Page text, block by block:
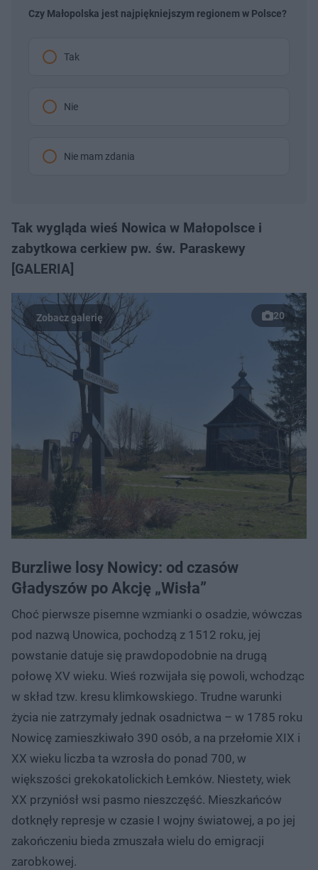
Czy Małopolska jest najpiękniejszym regionem w Polsce?
Tak
Nie
Nie mam zdania
Tak wygląda wieś Nowica w Małopolsce i
zabytkowa cerkiew pw. św. Paraskewy
[GALERIA]
20
Burzliwe losy Nowicy: od czasów
Gładyszów po Akcję „Wisła”
Choć pierwsze pisemne wzmianki o osadzie, wówczas
pod nazwą Unowica, pochodzą z 1512 roku, jej
powstanie datuje się prawdopodobnie na drugą
połowę XV wieku. Wieś rozwijała się powoli, wchodząc
w skład tzw. kresu klimkowskiego. Trudne warunki
życia nie zatrzymały jednak osadnictwa – w 1785 roku
Nowicę zamieszkiwało 390 osób, a na przełomie XIX i
XX wieku liczba ta wzrosła do ponad 700, w
większości grekokatolickich Łemków. Niestety, wiek
XX przyniósł wsi pasmo nieszczęść. Mieszkańców
dotknęły represje w czasie I wojny światowej, a po jej
zakończeniu bieda zmuszała wielu do emigracji
zarobkowej.